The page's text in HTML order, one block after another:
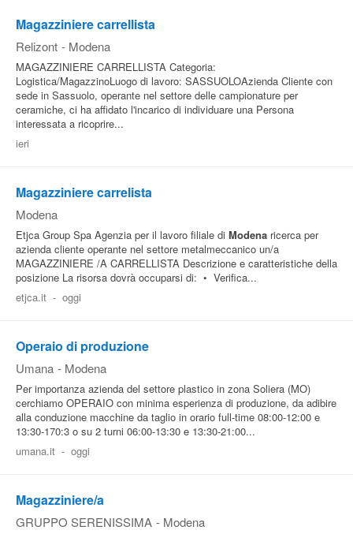
Magazziniere carrellista
Relizont - Modena
MAGAZZINIERE CARRELLISTA Categoria:
Logistica/MagazzinoLuogo di lavoro: SASSUOLOAzienda Cliente con
sede in Sassuolo, operante nel settore delle campionature per
ceramiche, ci ha affidato l'incarico di individuare una Persona
interessata a ricoprire...
ieri
Magazziniere carrelista
Modena
Etjca Group Spa Agenzia per il lavoro filiale di Modena ricerca per
azienda cliente operante nel settore metalmeccanico un/a
MAGAZZINIERE /A CARRELLISTA Descrizione e caratteristiche della
posizione La risorsa dovrà occuparsi di: • Verifica...
etjca.it - oggi
Operaio di produzione
Umana - Modena
Per importanza azienda del settore plastico in zona Soliera (MO)
cerchiamo OPERAIO con minima esperienza di produzione, da adibire
alla conduzione macchine da taglio in orario full-time 08:00-12:00 e
13:30-170:3 o su 2 turni 06:00-13:30 e 13:30-21:00...
umana.it - oggi
Magazziniere/a
GRUPPO SERENISSIMA - Modena